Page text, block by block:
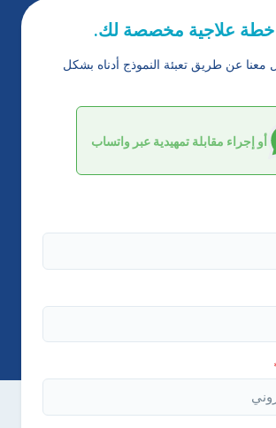
خطة علاجية مخصصة لك.
معنا عن طريق تعبئة النموذج أدناه بشكل
أو إجراء مقابلة تمهيدية عبر واتساب